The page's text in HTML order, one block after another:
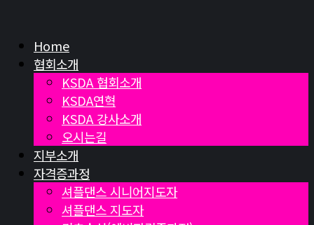
Home
협회소개
KSDA 협회소개
KSDA연혁
KSDA 강사소개
오시는길
지부소개
자격증과정
셔플댄스 시니어지도자
셔플댄스 지도자